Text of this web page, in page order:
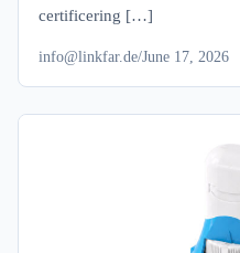
certificering […]
info@linkfar.de/June 17, 2026